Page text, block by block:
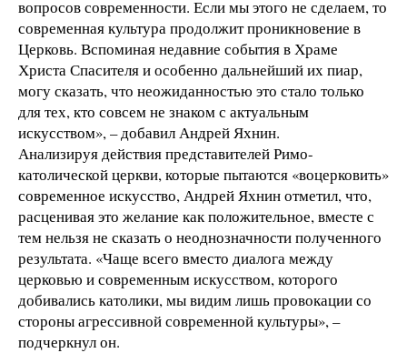
вопросов современности. Если мы этого не сделаем, то
современная культура продолжит проникновение в
Церковь. Вспоминая недавние события в Храме
Христа Спасителя и особенно дальнейший их пиар,
могу сказать, что неожиданностью это стало только
для тех, кто совсем не знаком с актуальным
искусством», – добавил Андрей Яхнин.
Анализируя действия представителей Римо-
католической церкви, которые пытаются «воцерковить»
современное искусство, Андрей Яхнин отметил, что,
расценивая это желание как положительное, вместе с
тем нельзя не сказать о неоднозначности полученного
результата. «Чаще всего вместо диалога между
церковью и современным искусством, которого
добивались католики, мы видим лишь провокации со
стороны агрессивной современной культуры», –
подчеркнул он.